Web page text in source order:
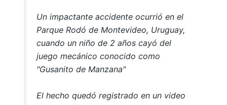
Un impactante accidente ocurrió en el
Parque Rodó de Montevideo, Uruguay,
cuando un niño de 2 años cayó del
juego mecánico conocido como
"Gusanito de Manzana"
El hecho quedó registrado en un video